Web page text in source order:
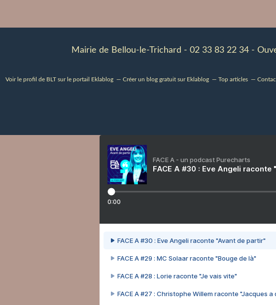
Mairie de Bellou-le-Trichard - 02 33 83 22 34 -
Voir le profil de BLT sur le portail Eklablog Créer un blog gratuit sur Eklablog Top articles
FACE A - un podcast Purecharts
FACE A #30 : Eve Angeli raconte
0:00
FACE A #30 : Eve Angeli raconte "Avant de partir"
FACE A #29 : MC Solaar raconte "Bouge de là"
FACE A #28 : Lorie raconte "Je vais vite"
FACE A #27 : Christophe Willem raconte "Jacques a